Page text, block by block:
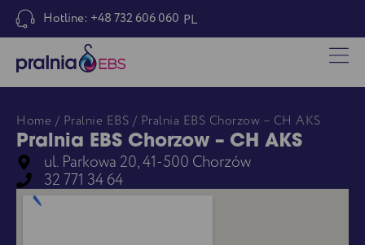
Hotline: +48 732 606 060 PL
Home / Pralnie EBS / Pralnia EBS Chorzow – CH AKS
Pralnia EBS Chorzow – CH AKS
ul. Parkowa 20, 41-500 Chorzów
32 771 34 64